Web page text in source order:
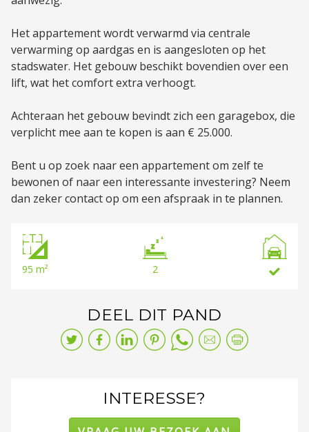
Het appartement wordt verwarmd via centrale
verwarming op aardgas en is aangesloten op het
stadswater. Het gebouw beschikt bovendien over een
lift, wat het comfort extra verhoogt.
Achteraan het gebouw bevindt zich een garagebox, die
verplicht mee aan te kopen is aan € 25.000.
Bent u op zoek naar een appartement om zelf te
bewonen of naar een interessante investering? Neem
dan zeker contact op om een afspraak in te plannen.
95 m² 2
DEEL DIT PAND
INTERESSE?